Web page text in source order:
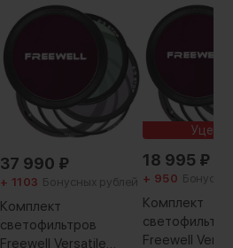
37 990 ₽
+ 1103 Бонусных рублей
Комплект
светофильтров
Freewell Versatile
Уценка
18 995 ₽
+ 950
Комплект
Freewell